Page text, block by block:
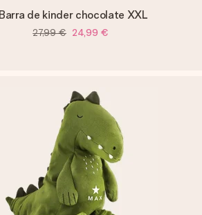
de kinder chocolate XXL
27,99 € 24,99 €